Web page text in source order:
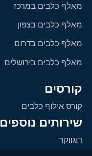
מאלף כלבים במרכז
מאלף כלבים בצפון
מאלף כלבים בדרום
מאלף כלבים בירושלים
קורסים
קורס אילוף כלבים
שירותים נוספים
דוגווקר